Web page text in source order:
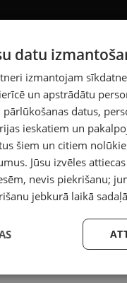
organizācijas
aizsardzības organizācijas
datu
izmantojam
un apstrādātu
datus,
ieskatiem un
šiem un citiem
Jūsu izvēles
nevis piekrišanu;
jebkurā laikā sadaļā